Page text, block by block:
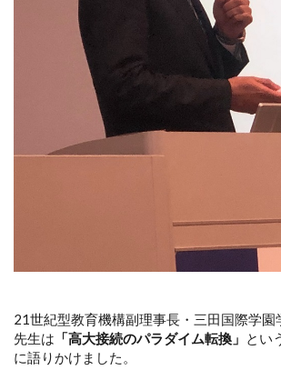
21世紀型教育機構副理事長・三田国際学園
先生は 「高大接続のパラダイム転換」 とい
に語りかけました。